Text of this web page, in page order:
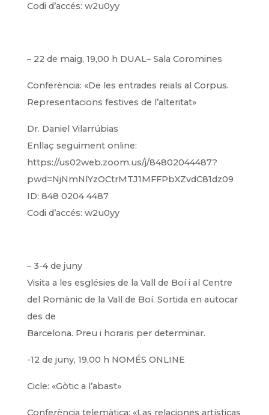
Codi d’accés: w2u0yy
– 22 de maig, 19,00 h DUAL– Sala Coromines
Conferència: «De les entrades reials al Corpus.
Representacions festives de l’alteritat»
Dr. Daniel Vilarrúbias
Enllaç seguiment online:
https://us02web.zoom.us/j/84802044487?
pwd=NjNmNlYzOCtrMTJ1MFFPbXZvdC81dz09
ID: 848 0204 4487
Codi d’accés: w2u0yy
– 3-4 de juny
Visita a les esglésies de la Vall de Boí i al Centre
del Romànic de la Vall de Boí. Sortida en autocar
des de
Barcelona. Preu i horaris per determinar.
-12 de juny, 19,00 h NOMÉS ONLINE
Cicle: «Gòtic a l’abast»
Conferència telemàtica: «Las relaciones artísticas